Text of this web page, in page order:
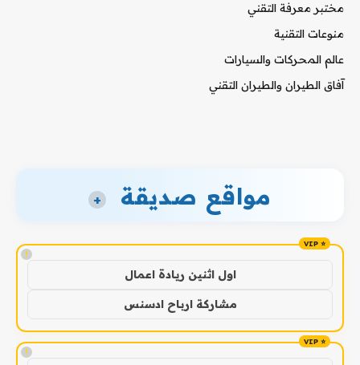
مختبر معرفة التقني
منوعات التقنية
عالم المحركات والسيارات
آفاق الطيران والطيران التقني
مواقع صديقة +
!
اول اثنين ريادة اعمال
مشاركة ارباح ادسنس
!